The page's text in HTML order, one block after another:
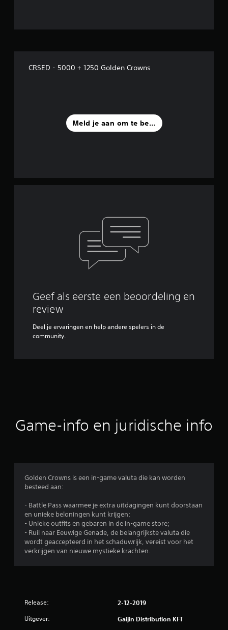
CRSED - 5000 + 1250 Golden Crowns
Meld je aan om te beoordelen
Geef als eerste een beoordeling en
review
Deel je ervaringen en help andere spelers in de
community.
Game-info en juridische info
Golden Crowns is een in-game valuta die kan worden
besteed aan:
- Battle Pass waarmee je extra uitdagingen kunt doorstaan
​​en unieke beloningen kunt krijgen;
- Unieke outfits en gebaren in de in-game store;
- Ruil naar Eeuwige Genade, de belangrijkste valuta die
wordt geaccepteerd in het schaduwrijk, vereist voor het
verkrijgen van nieuwe mystieke krachten.
Release: 2-12-2019
Uitgever: Gaijin Distribution KFT